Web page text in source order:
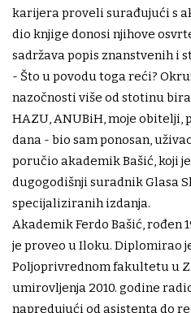
karijera proveli surađujući s
dio knjige donosi njihove
sadržava popis znanstvenih i
- Što u povodu toga reći?
nazočnosti više od stotinu
HAZU, ANUBiH, moje
dana - bio sam ponosan,
poručio akademik Bašić, koji
dugogodišnji suradnik Glasa
specijaliziranih izdanja.
Akademik Ferdo Bašić, rođen
je proveo u Iloku. Diplomirao
Poljoprivrednom fakultetu u
umirovljenja 2010. godine
napredujući od asistenta do